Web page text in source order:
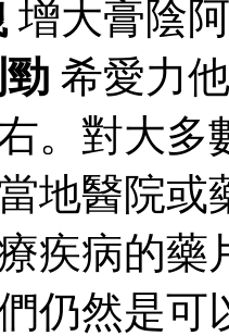
增大膏陰
希愛力
。對大多
地醫院
疾病的藥
仍然是